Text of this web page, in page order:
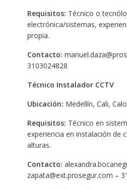
Requisitos: Técnico o
electrónica/sistemas,
propia.
Contacto:
3103024828
Técnico Instalador CCTV
Ubicación: Medellín, Cali,
Requisitos: Técnico en
experiencia en instalación de
alturas.
Contacto:
zapata@ext.prosegur.com –